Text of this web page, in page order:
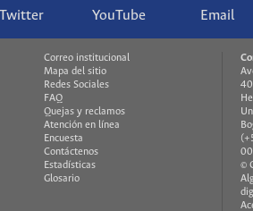
Twitter YouTube Email
Correo institucional
Mapa del sitio
Redes Sociales
FAQ
Quejas y reclamos
Atención en línea
Encuesta
Contáctenos
Estadísticas
Glosario
©